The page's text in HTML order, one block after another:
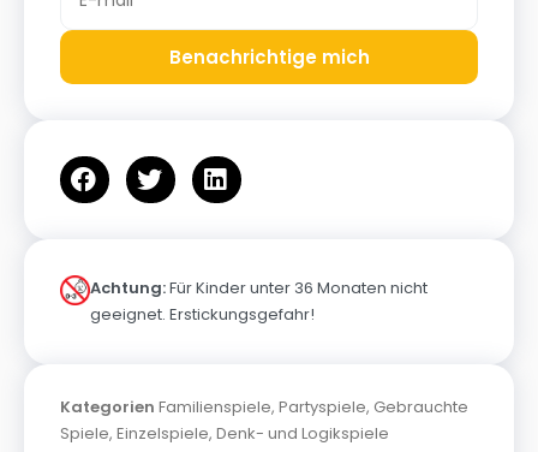
Benachrichtige mich
Achtung:Für Kinder unter 36 Monaten nicht
geeignet. Erstickungsgefahr!
Kategorien Familienspiele, Partyspiele, Gebrauchte
Spiele, Einzelspiele, Denk- und Logikspiele